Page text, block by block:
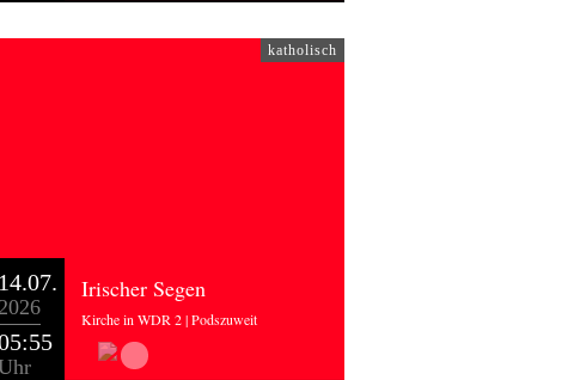
katholisch
14.07. Irischer Segen
Kirche in WDR 2 | Podszuweit